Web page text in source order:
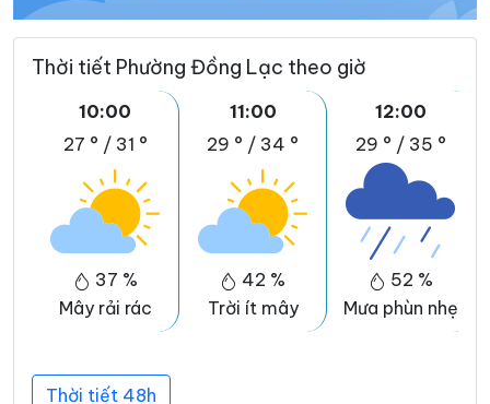
Thời tiết Phường Đồng Lạc theo giờ
10:00
27 ° / 31 °
37 %
Mây rải rác
11:00
29 ° / 34 °
42 %
Trời ít mây
12:00
29 ° / 35 °
52 %
Mưa phùn nhẹ
Thời tiết 48h